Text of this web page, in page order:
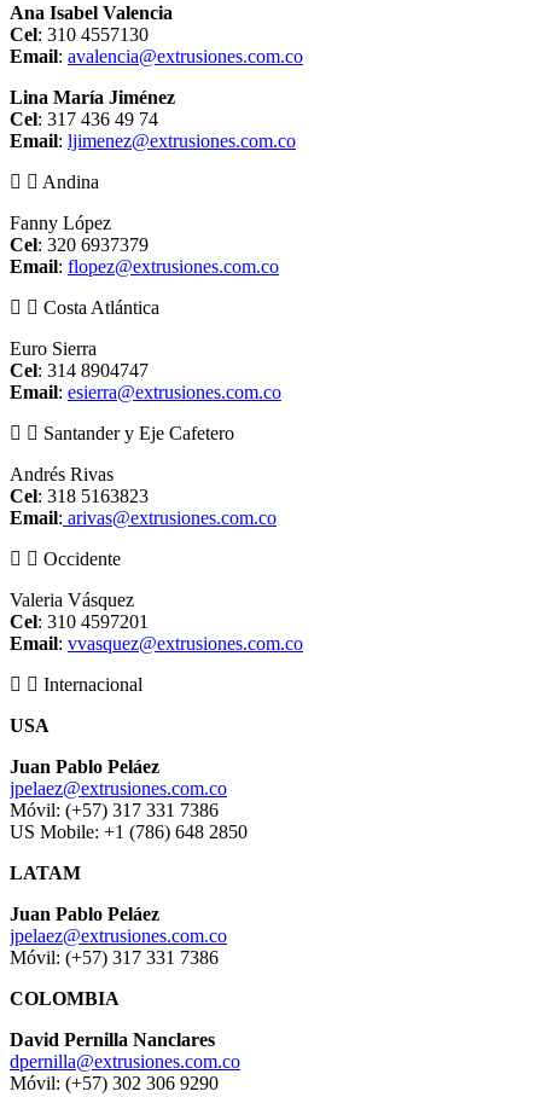
Ana Isabel Valencia
Cel: 310 4557130
Email: avalencia@extrusiones.com.co
Lina María Jiménez
Cel: 317 436 49 74
Email: ljimenez@extrusiones.com.co
Andina
Fanny López
Cel: 320 6937379
Email: flopez@extrusiones.com.co
Costa Atlántica
Euro Sierra
Cel: 314 8904747
Email: esierra@extrusiones.com.co
Santander y Eje Cafetero
Andrés Rivas
Cel: 318 5163823
Email: arivas@extrusiones.com.co
Occidente
Valeria Vásquez
Cel: 310 4597201
Email: vvasquez@extrusiones.com.co
Internacional
USA
Juan Pablo Peláez
jpelaez@extrusiones.com.co
Móvil: (+57) 317 331 7386
US Mobile: +1 (786) 648 2850
LATAM
Juan Pablo Peláez
jpelaez@extrusiones.com.co
Móvil: (+57) 317 331 7386
COLOMBIA
David Pernilla Nanclares
dpernilla@extrusiones.com.co
Móvil: (+57) 302 306 9290